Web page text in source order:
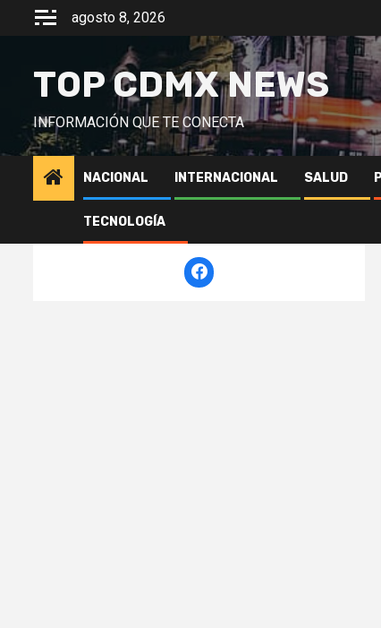
agosto 8, 2026
TOP CDMX NEWS
INFORMACIÓN QUE TE CONECTA
NACIONAL INTERNACIONAL SALUD
TECNOLOGÍA